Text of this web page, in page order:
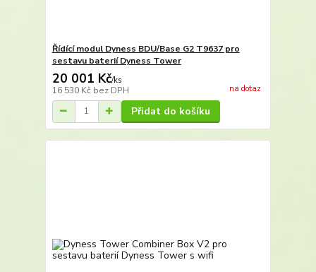
Řídící modul Dyness BDU/Base G2 T9637 pro
sestavu baterií Dyness Tower
20 001 Kč/ks
16 530 Kč bez DPH na dotaz
Přidat do košíku